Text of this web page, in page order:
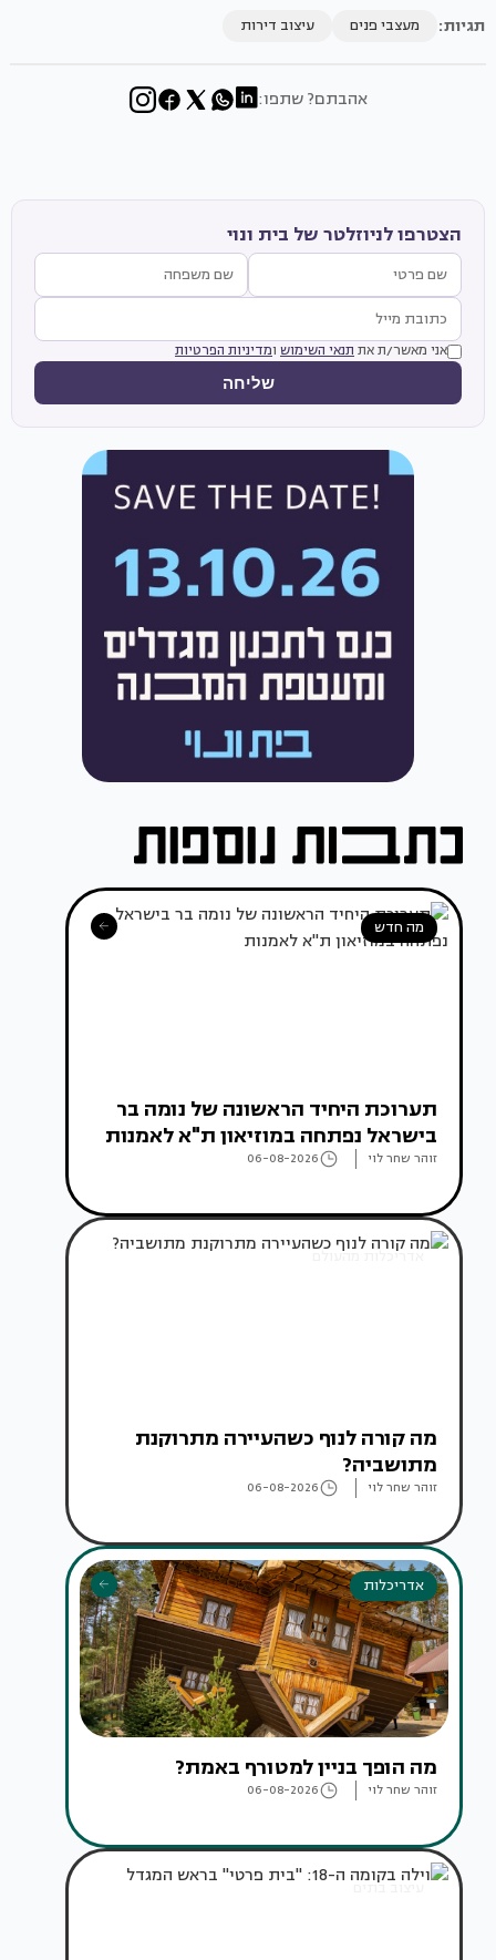
תגיות: מעצבי פנים עיצוב דירות
אהבתם? שתפו:
הצטרפו לניוזלטר של בית ונוי
אני מאשר/ת אתתנאי השימוש ומדיניות הפרטיות
שליחה
מה חדש
תערוכת היחיד הראשונה של נומה בר
בישראל נפתחה במוזיאון ת"א לאמנות
זוהר שחר לוי 06-08-2026
אדריכלות מהעולם
מה קורה לנוף כשהעיירה מתרוקנת
מתושביה?
זוהר שחר לוי 06-08-2026
אדריכלות
מה הופך בניין למטורף באמת?
זוהר שחר לוי 06-08-2026
עיצוב בתים